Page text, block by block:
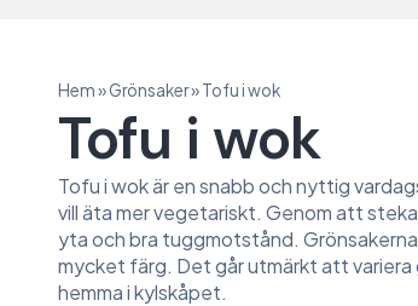
Hem»Grönsaker»Tofu i wok
Tofu i wok
Tofu i wok är en snabb och nyttig
vill äta mer vegetariskt. Genom att
yta och bra tuggmotstånd.
mycket färg. Det går utmärkt att variera
hemma i kylskåpet.